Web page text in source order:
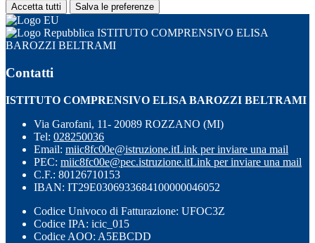
Accetta tutti Salva le preferenze
ISTITUTO COMPRENSIVO ELISA
BAROZZI BELTRAMI
Contatti
ISTITUTO COMPRENSIVO ELISA BAROZZI BELTRAMI
Via Garofani, 11- 20089 ROZZANO (MI)
Tel: 028250036
Email: miic8fc00e@istruzione.itLink per inviare una mail
PEC: miic8fc00e@pec.istruzione.itLink per inviare una mail
C.F.: 80126710153
IBAN: IT29E0306933684100000046052
Codice Univoco di Fatturazione: UFOC3Z
Codice IPA: icic_015
Codice AOO: A5EBCDD